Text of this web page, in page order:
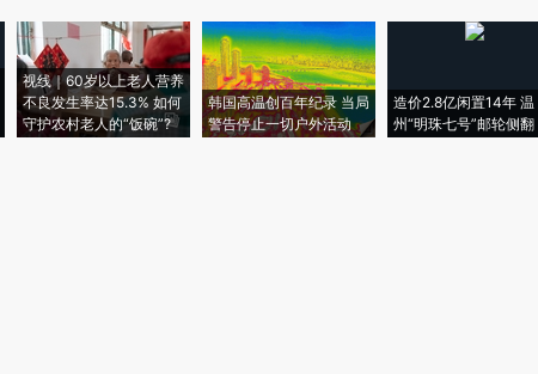
视线｜60岁以上老人营养
不良发生率达15.3% 如何
守护农村老人的“饭碗”?
韩国高温创百年纪录 当局
警告停止一切户外活动
造价2.8亿闲置14年 温
州“明珠七号”邮轮侧翻